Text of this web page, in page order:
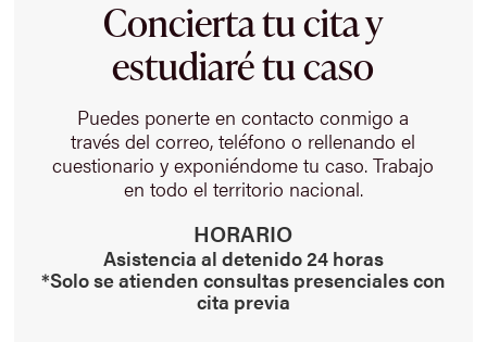
Concierta tu cita y
estudiaré tu caso
Puedes ponerte en contacto conmigo a
través del correo, teléfono o rellenando el
cuestionario y exponiéndome tu caso. Trabajo
en todo el territorio nacional.
HORARIO
Asistencia al detenido 24 horas
*Solo se atienden consultas presenciales con
cita previa